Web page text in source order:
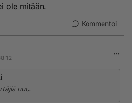
ole mitään.
Kommentoi
nuo.